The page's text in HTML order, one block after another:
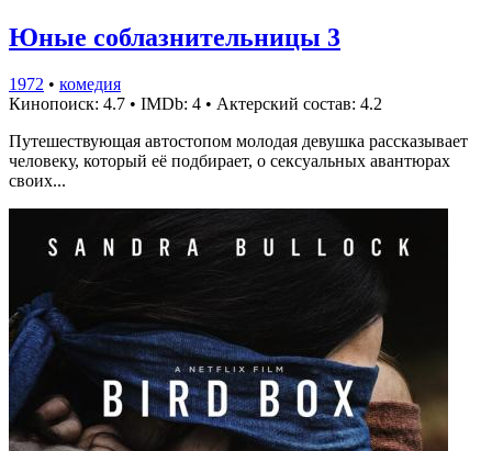
Юные соблазнительницы 3
1972 • комедия
Кинопоиск: 4.7 • IMDb: 4 • Актерский состав: 4.2
Путешествующая автостопом молодая девушка рассказывает
человеку, который её подбирает, о сексуальных авантюрах
своих...